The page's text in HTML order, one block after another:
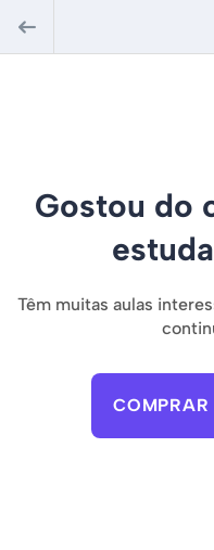
Gostou do
Têm muitas aulas
COMPRAR